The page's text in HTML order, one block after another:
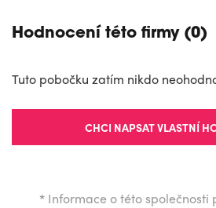
Hodnocení této firmy (0)
Tuto pobočku zatím nikdo
CHCI NAPSAT VLASTNÍ
* Informace o této společnosti